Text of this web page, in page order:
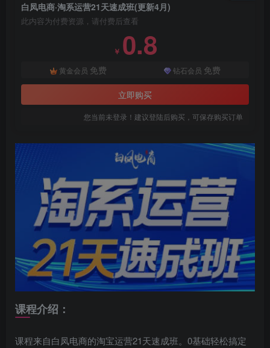
白凤电商·淘系运营21天速成班(更新4月)
此内容为付费资源，请付费后查看
￥ 0.8
黄金会员 免费 钻石会员 免费
立即购买
您当前未登录！建议登陆后购买，可保存购买订单
课程介绍：
课程来自白凤电商的淘宝运营21天速成班。0基础轻松搞定